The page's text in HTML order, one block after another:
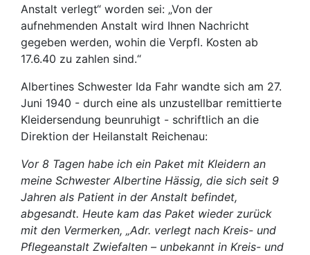
Anstalt verlegt“ worden sei: „Von der
aufnehmenden Anstalt wird Ihnen Nachricht
gegeben werden, wohin die Verpfl. Kosten ab
17.6.40 zu zahlen sind.“
Albertines Schwester Ida Fahr wandte sich am 27.
Juni 1940 - durch eine als unzustellbar remittierte
Kleidersendung beunruhigt - schriftlich an die
Direktion der Heilanstalt Reichenau:
Vor 8 Tagen habe ich ein Paket mit Kleidern an
meine Schwester Albertine Hässig, die sich seit 9
Jahren als Patient in der Anstalt befindet,
abgesandt. Heute kam das Paket wieder zurück
mit den Vermerken, „Adr. verlegt nach Kreis- und
Pflegeanstalt Zwiefalten – unbekannt in Kreis- und